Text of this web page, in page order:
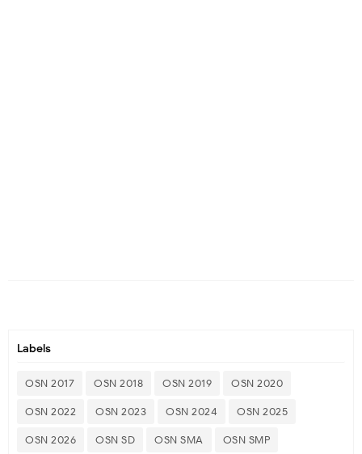
Labels
OSN 2017 OSN 2018 OSN 2019 OSN 2020
OSN 2022 OSN 2023 OSN 2024 OSN 2025
OSN 2026 OSN SD OSN SMA OSN SMP